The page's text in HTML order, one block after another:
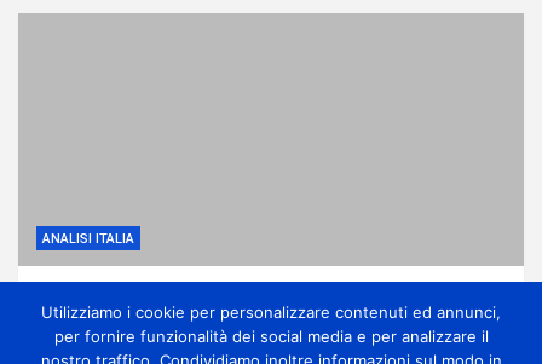
ANALISI ITALIA
qualche temporale di calore
1 giorno ago miometeo
Utilizziamo i cookie per personalizzare contenuti ed annunci,
per fornire funzionalità dei social media e per analizzare il